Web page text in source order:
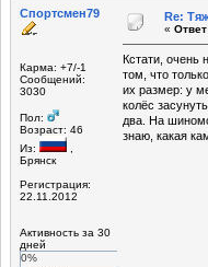
Спортсмен79
Карма: +7/-1
Сообщений:
3030
Пол:
Возраст: 46
Из:
Брянск
Регистрация:
22.11.2012
Активность за 30
дней
0%
Re:
«
Кстати, очень
том, что
их размер: у
колёс
два. На
знаю, какая